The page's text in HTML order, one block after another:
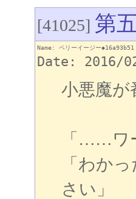
[41025] 第
Name: ベリーイージー
Date: 2016/
小悪魔が
「……ワ
「わか
さい」